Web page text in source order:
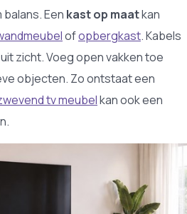
Een kast op maatkan
ofopbergkast. Kabels
zicht. Voeg open vakken toe
objecten. Zo ontstaat een
tv meubelkan ook een